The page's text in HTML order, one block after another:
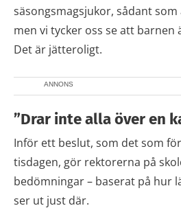
säsongsmagsjukor, sådant
men vi tycker oss se att barnen
Det är jätteroligt.
ANNONS
”Drar inte alla över en
Inför ett beslut, som det som
tisdagen, gör rektorerna på
bedömningar – baserat på hur
ser ut just där.